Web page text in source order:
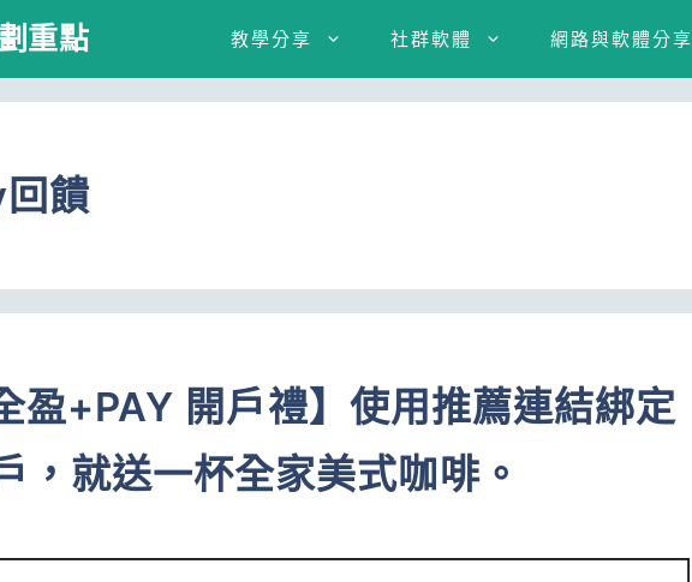
重點 教學分享 社群軟體 網路與軟體分享
饋
盈+PAY 開戶禮】使用推薦連結綁定
，就送一杯全家美式咖啡。